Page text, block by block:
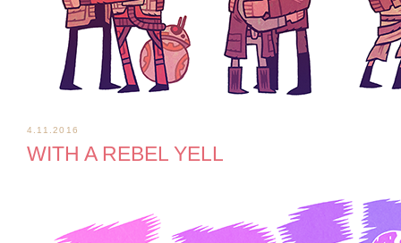
4.11.2016
WITH A REBEL YELL